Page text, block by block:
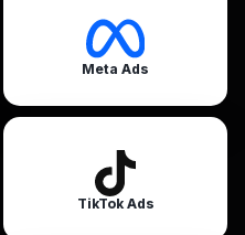
Meta Ads
TikTok Ads